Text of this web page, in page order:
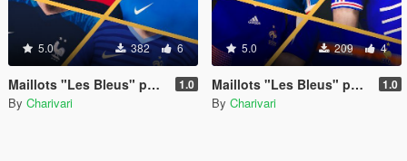
5.0 382 6
Maillots "Les Bleus" pour Trevor - Génération Nike 1.0
By Charivari
5.0 209 4
Maillots "Les Bleus" pour Trevor - Génération Adidas 1.0
By Charivari